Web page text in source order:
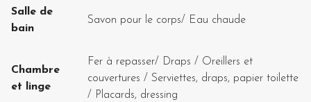
Salle de
bain
Savon pour le corps/ Eau chaude
Chambre
et linge
Fer à repasser/ Draps / Oreillers et
couvertures / Serviettes, draps, papier toilette
/ Placards, dressing